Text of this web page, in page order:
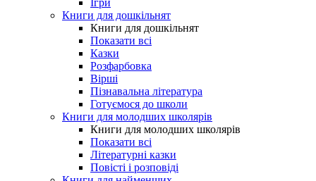
Ігри
Книги для дошкільнят
Книги для дошкільнят
Показати всі
Казки
Розфарбовка
Вірші
Пізнавальна література
Готуємося до школи
Книги для молодших школярів
Книги для молодших школярів
Показати всі
Літературні казки
Повісті і розповіді